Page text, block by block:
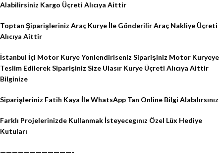
Alabilirsiniz Kargo Üçreti Alıcıya Aittir
Toptan Şiparişleriniz Araç Kurye İle Gönderilir Araç Nakliye Üçreti
Alıcıya Aittir
İstanbul İçi Motor Kurye Yonlendiriseniz Siparişiniz Motor Kuryeye
Teslim Edilerek Siparişiniz Size Ulasır Kurye Üçreti Alıcıya Aittir
Bilginize
Siparişleriniz Fatih Kaya İle WhatsApp Tan Online Bilgi Alabılırsınız
Farklı Projelerinizde Kullanmak İsteyecegınız Özel Lüx Hediye
Kutuları
————————————-